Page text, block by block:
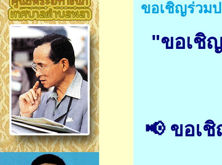
ขอเชิญร่วม
"ขอเชิ
📢 ขอเ